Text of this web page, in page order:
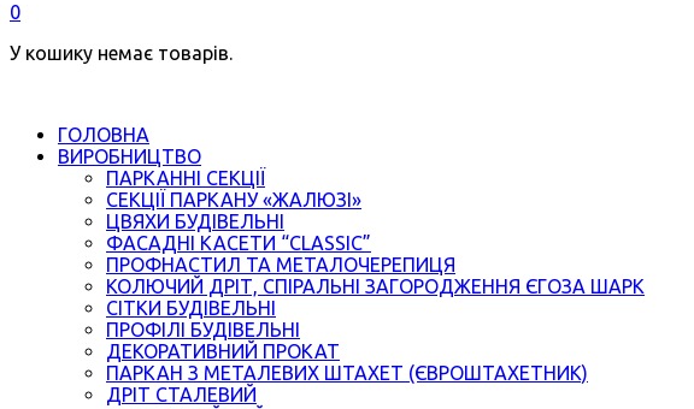
0
У кошику немає товарів.
ГОЛОВНА
ВИРОБНИЦТВО
ПАРКАННІ СЕКЦІЇ
СЕКЦІЇ ПАРКАНУ «ЖАЛЮЗІ»
ЦВЯХИ БУДІВЕЛЬНІ
ФАСАДНІ КАСЕТИ “CLASSIC”
ПРОФНАСТИЛ ТА МЕТАЛОЧЕРЕПИЦЯ
КОЛЮЧИЙ ДРІТ, СПІРАЛЬНІ ЗАГОРОДЖЕННЯ ЄГОЗА ШАРК
СІТКИ БУДІВЕЛЬНІ
ПРОФІЛІ БУДІВЕЛЬНІ
ДЕКОРАТИВНИЙ ПРОКАТ
ПАРКАН З МЕТАЛЕВИХ ШТАХЕТ (ЄВРОШТАХЕТНИК)
ДРІТ СТАЛЕВИЙ